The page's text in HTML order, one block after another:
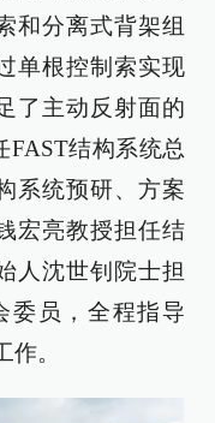
和分离式背架组
单根控制索实现
了主动反射面的
FAST结构系统总
系统预研、方案
宏亮教授担任结
人沈世钊院士担
委员，全程指导
。